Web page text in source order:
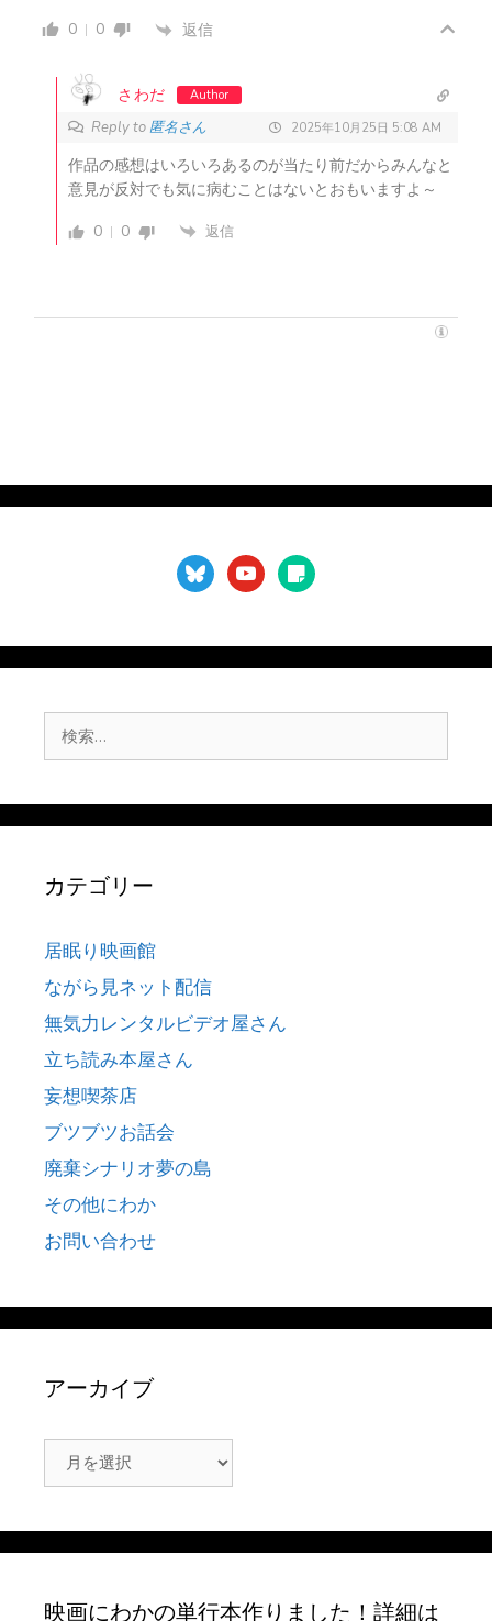
0 0 返信
さわだ Author
Reply to匿名さん 2025年10月25日 5:08 AM
作品の感想はいろいろあるのが当たり前だからみんなと
意見が反対でも気に病むことはないとおもいますよ～
0
0 返信
blueskyyoutubesticky-
note
索:
カテゴリー
居眠り映画館
ながら見ネット配信
無気力レンタルビデオ屋さん
立ち読み本屋さん
妄想喫茶店
ブツブツお話会
廃棄シナリオ夢の島
その他にわか
お問い合わせ
アーカイブ
ー
映画にわかの単行本作りました！詳細は